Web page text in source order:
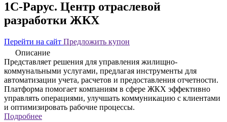
1С-Рарус. Центр отраслевой
разработки ЖКХ
Перейти на сайт Предложить купон
Описание
Представляет решения для управления жилищно-
коммунальными услугами, предлагая инструменты для
автоматизации учета, расчетов и предоставления отчетности.
Платформа помогает компаниям в сфере ЖКХ эффективно
управлять операциями, улучшать коммуникацию с клиентами
и оптимизировать рабочие процессы.
Подробнее